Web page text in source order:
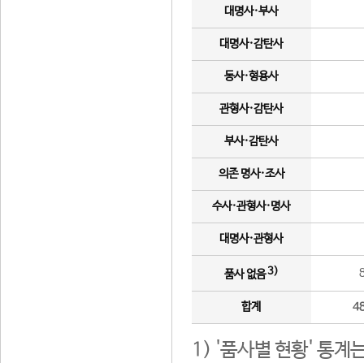
대명사·부사
대명사·감탄사
동사·형용사
관형사·감탄사
부사·감탄사
의존 명사·조사
수사·관형사·명사
대명사·관형사
품사 없음3)
합계
1) '품사별 현황' 통계